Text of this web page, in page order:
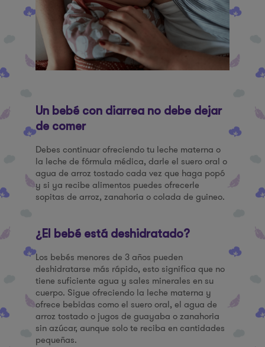
Un bebé con diarrea no debe dejar
de comer
Debes continuar ofreciendo tu leche materna o
la leche de fórmula médica, darle el suero oral o
agua de arroz tostado cada vez que haga popó
y si ya recibe alimentos puedes ofrecerle
sopitas de arroz, zanahoria o colada de guineo.
¿El bebé está deshidratado?
Los bebés menores de 3 años pueden
deshidratarse más rápido, esto significa que no
tiene suficiente agua y sales minerales en su
cuerpo. Sigue ofreciendo la leche materna y
ofrece bebidas como el suero oral, el agua de
arroz tostado o jugos de guayaba o zanahoria
sin azúcar, aunque solo te reciba en cantidades
pequeñas.